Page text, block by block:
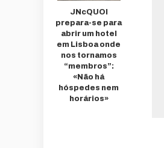
JNcQUOI
prepara-se para
abrir um hotel
em Lisboa onde
nos tornamos
“membros”:
«Não há
hóspedes nem
horários»